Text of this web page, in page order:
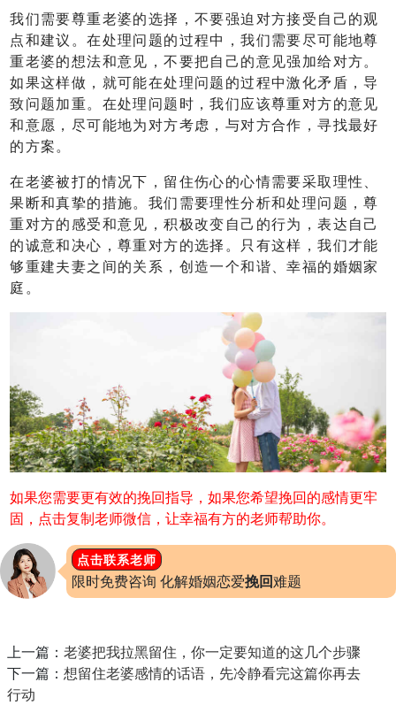
我们需要尊重老婆的选择，不要强迫对方接受自己的观
点和建议。在处理问题的过程中，我们需要尽可能地尊
重老婆的想法和意见，不要把自己的意见强加给对方。
如果这样做，就可能在处理问题的过程中激化矛盾，导
致问题加重。在处理问题时，我们应该尊重对方的意见
和意愿，尽可能地为对方考虑，与对方合作，寻找最好
的方案。
在老婆被打的情况下，留住伤心的心情需要采取理性、
果断和真挚的措施。我们需要理性分析和处理问题，尊
重对方的感受和意见，积极改变自己的行为，表达自己
的诚意和决心，尊重对方的选择。只有这样，我们才能
够重建夫妻之间的关系，创造一个和谐、幸福的婚姻家
庭。
如果您需要更有效的挽回指导，如果您希望挽回的感情更牢
固，点击复制老师微信，让幸福有方的老师帮助你。
点击联系老师
限时免费咨询 化解婚姻恋爱挽回难题
上一篇： 老婆把我拉黑留住，你一定要知道的这几个步骤
下一篇： 想留住老婆感情的话语，先冷静看完这篇你再去
行动